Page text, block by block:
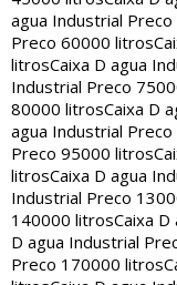
agua Industrial
Preco 60000 litros
litrosCaixa D agua
Industrial Preco
80000 litrosCaixa D
agua Industrial
Preco 95000 litros
litrosCaixa D agua
Industrial Preco
140000 litrosCaixa
D agua Industrial
Preco 170000 litros